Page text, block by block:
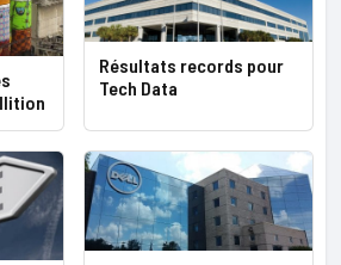
Résultats records pour
Tech Data